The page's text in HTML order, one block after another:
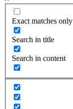
Exact matches only
Search in title
Search in content